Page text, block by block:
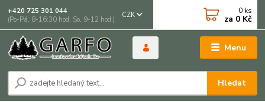
Menu
CZK
Hledat
+420 725 301 044
(Po-Pá, 8-16:30 hod. So, 9-12 hod.)
0 ks
za 0 Kč